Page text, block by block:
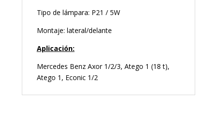
Tipo de lámpara: P21 / 5W
Montaje: lateral/delante
Aplicación:
Mercedes Benz Axor 1/2/3, Atego 1 (18 t),
Atego 1, Econic 1/2